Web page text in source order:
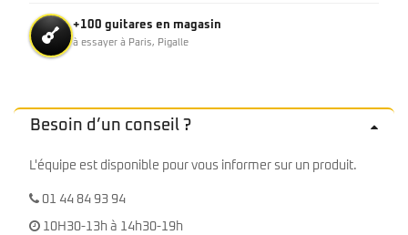
+100 guitares en magasin
à essayer à Paris, Pigalle
Besoin d’un conseil ?
L'équipe est disponible pour vous informer sur un produit.
01 44 84 93 94
10H30-13h à 14h30-19h